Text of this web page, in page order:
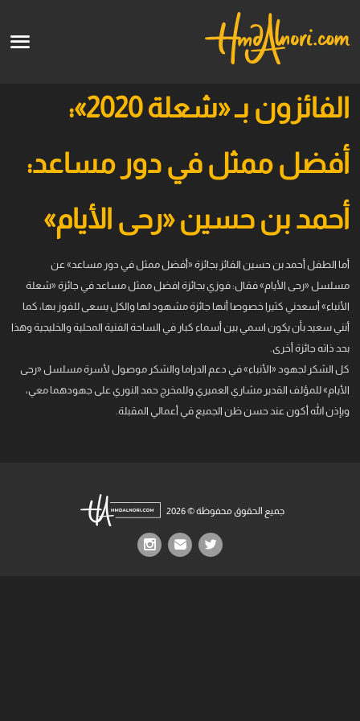
الرئيسية
الأعمال الفنية
الدورات
قريبا
English
الفائزون بـ «شعلة 2020»:
أفضل ممثل في دور مساعد:
أحمد بن حسين «رحى الأيام»
أما الطفل أحمد بن حسين الفائز بجائزة «أفضل ممثل في دور مساعد» عن
مسلسل «رحى الأيام» فقال: فوزي بجائزة افضل ممثل مساعد في جائزة «شعلة
الأنباء» أسعدني كثيرا خصوصا أنها جائزة مشهود لها والكل يسعى للفوز بها، كما
أنني سعيد بأن يكون اسمي بين أسماء كبار في الساحة الفنية المحلية والخليجية وهذا
بحد ذاته جائزة أخرى.
كل الشكر لجهود «الأنباء» في دعم الدراما والشكر موصول لأسرة مسلسل «رحى
الأيام» للمؤلف القدير مشاري العميري وللمخرج حمد النوري على جهودهما معي،
وبإذن الله أكون عند حسن ظن الجميع في أعمالي المقبلة.
جميع الحقوق محفوظة © 2026